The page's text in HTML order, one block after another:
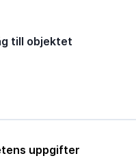
till objektet
uppgifter